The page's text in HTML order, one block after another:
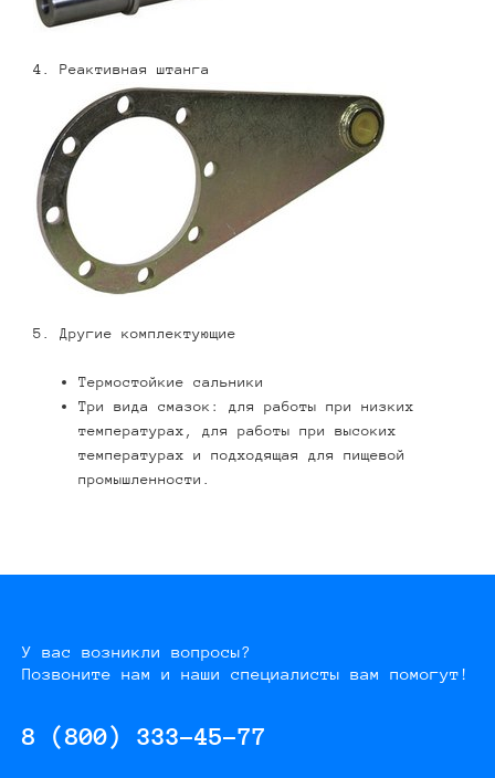
4. Реактивная штанга
5. Другие комплектующие
Термостойкие сальники
Три вида смазок: для работы при низких
температурах, для работы при высоких
температурах и подходящая для пищевой
промышленности.
У вас возникли вопросы?
Позвоните нам и наши специалисты вам помогут!
8 (800) 333-45-77